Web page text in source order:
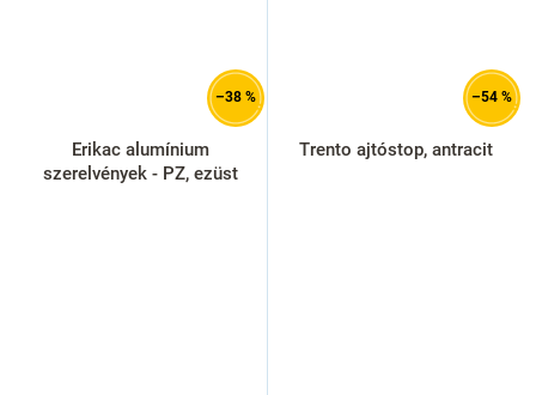
–38 %
Erikac alumínium
szerelvények - PZ, ezüst
–54 %
Trento ajtóstop, antracit